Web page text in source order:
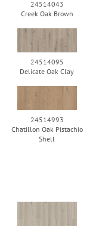
24514043
Creek Oak Brown
24514095
Delicate Oak Clay
24514993
Chatillon Oak Pistachio
Shell